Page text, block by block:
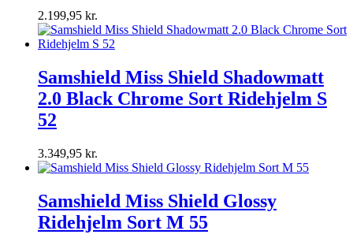
2.199,95 kr.
Samshield Miss Shield Shadowmatt
2.0 Black Chrome Sort Ridehjelm S
52
3.349,95 kr.
Samshield Miss Shield Glossy
Ridehjelm Sort M 55